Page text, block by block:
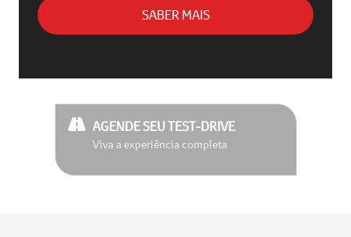
SABER MAIS
AGENDE SEU TEST-DRIVE
Viva a experiência completa